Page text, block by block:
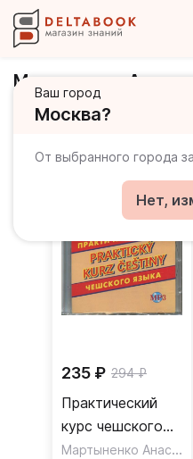
Ваш город
Москва?
От выбранного города
Нет,
Мартыненко
Книги автора
235 ₽ 294 ₽
Практический
курс чешского
языка (CDmp3) Мартыненко Анастасия Евгеньевна